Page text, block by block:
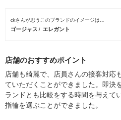
ckさんが思うこのブランドのイメージは…
ゴージャス エレガント
店舗のおすすめポイント
店舗も綺麗で、店員さんの接客対応
ていただくことができました。即決
ランドとも比較をする時間を与えて
指輪を選ぶことができました。